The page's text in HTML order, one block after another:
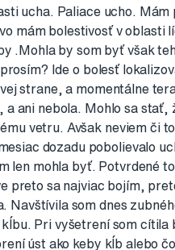
ucha. Paliace ucho.
mám bolestivosť v oblasti
.Mohla by som byť však
Ide o bolesť
strane, a momentálne
ani nebola. Mohlo sa stať,
vetru. Avšak neviem či
dozadu pobolievalo
len mohla byť. Potvrdené
preto sa najviac bojím,
Navštívila som dnes
Pri vyšetrení som cítila
úst ako keby kĺb alebo